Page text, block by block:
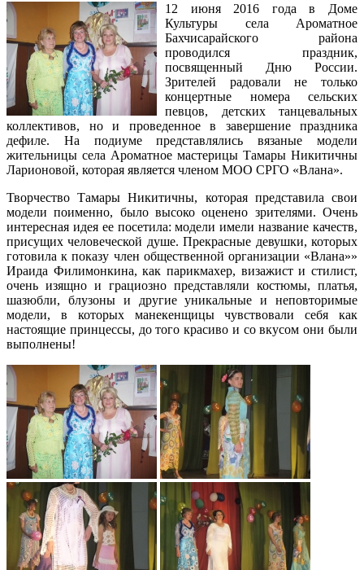
12 июня 2016 года в Доме
Культуры села Ароматное
Бахчисарайского района
проводился праздник,
посвященный Дню России.
Зрителей радовали не только
концертные номера сельских
певцов, детских танцевальных
коллективов, но и проведенное в завершение праздника
дефиле. На подиуме представлялись вязаные модели
жительницы села Ароматное мастерицы Тамары Никитичны
Ларионовой, которая является членом МОО СРГО «Влана».
Творчество Тамары Никитичны, которая представила свои
модели поименно, было высоко оценено зрителями. Очень
интересная идея ее посетила: модели имели название качеств,
присущих человеческой душе. Прекрасные девушки, которых
готовила к показу член общественной организации «Влана»»
Ираида Филимонкина, как парикмахер, визажист и стилист,
очень изящно и грациозно представляли костюмы, платья,
шазюбли, блузоны и другие уникальные и неповторимые
модели, в которых манекенщицы чувствовали себя как
настоящие принцессы, до того красиво и со вкусом они были
выполнены!